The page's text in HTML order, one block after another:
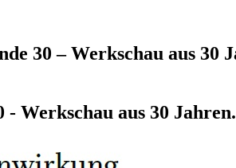
30 – Werkschau aus 30
Werkschau aus 30 Jahren.